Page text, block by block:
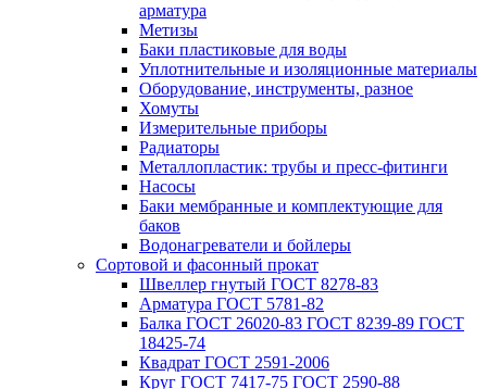
арматура
Метизы
Баки пластиковые для воды
Уплотнительные и изоляционные материалы
Оборудование, инструменты, разное
Хомуты
Измерительные приборы
Радиаторы
Металлопластик: трубы и пресс-фитинги
Насосы
Баки мембранные и комплектующие для
баков
Водонагреватели и бойлеры
Сортовой и фасонный прокат
Швеллер гнутый ГОСТ 8278-83
Арматура ГОСТ 5781-82
Балка ГОСТ 26020-83 ГОСТ 8239-89 ГОСТ
18425-74
Квадрат ГОСТ 2591-2006
Круг ГОСТ 7417-75 ГОСТ 2590-88